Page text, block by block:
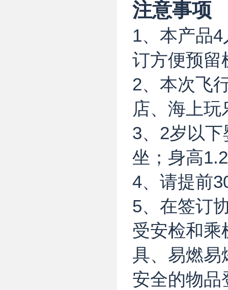
注意事项
1、本产品
订方便预留
2、本次飞
店、海上
3、2岁以
坐；身高
4、请提前
5、在签订
受安检和乘
具、易燃易
安全的物品